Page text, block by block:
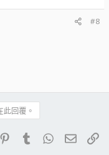
#8
回覆。
PinterestTumblrWhatsApp
電子